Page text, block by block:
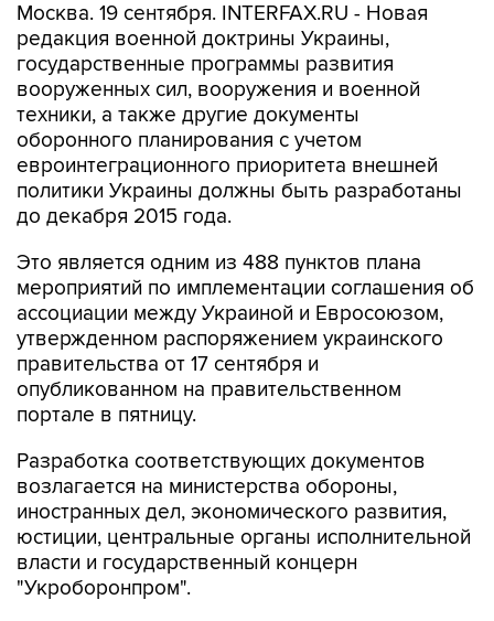
Москва. 19 сентября. INTERFAX.RU - Новая
редакция военной доктрины Украины,
государственные программы развития
вооруженных сил, вооружения и военной
техники, а также другие документы
оборонного планирования с учетом
евроинтеграционного приоритета внешней
политики Украины должны быть разработаны
до декабря 2015 года.
Это является одним из 488 пунктов плана
мероприятий по имплементации соглашения об
ассоциации между Украиной и Евросоюзом,
утвержденном распоряжением украинского
правительства от 17 сентября и
опубликованном на правительственном
портале в пятницу.
Разработка соответствующих документов
возлагается на министерства обороны,
иностранных дел, экономического развития,
юстиции, центральные органы исполнительной
власти и государственный концерн
"Укроборонпром".